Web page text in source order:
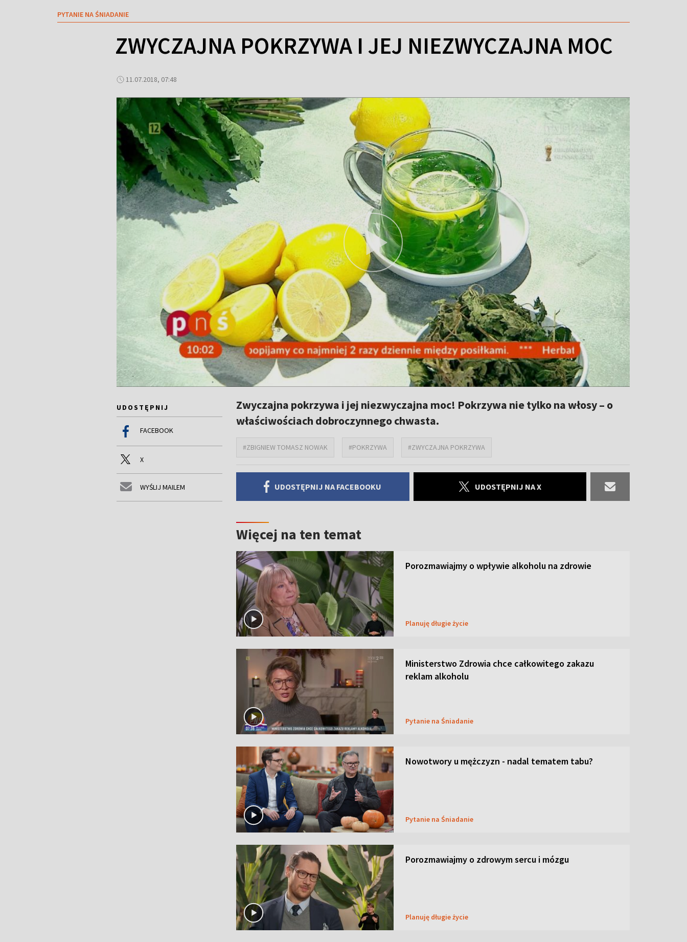
PYTANIE NA ŚNIADANIE
ZWYCZAJNA POKRZYWA I JEJ NIEZWYCZAJNA MOC
11.07.2018, 07:48
UDOSTĘPNIJ
FACEBOOK
X
WYŚLIJ MAILEM
Zwyczajna pokrzywa i jej niezwyczajna moc! Pokrzywa nie tylko na włosy – o
właściwościach dobroczynnego chwasta.
#ZBIGNIEW TOMASZ NOWAK #POKRZYWA #ZWYCZAJNA POKRZYWA
UDOSTĘPNIJ NA FACEBOOKU UDOSTĘPNIJ NA X
Więcej na ten temat
Porozmawiajmy o wpływie alkoholu na zdrowie
Planuję długie życie
Ministerstwo Zdrowia chce całkowitego zakazu
reklam alkoholu
Pytanie na Śniadanie
Nowotwory u mężczyzn - nadal tematem tabu?
Pytanie na Śniadanie
Porozmawiajmy o zdrowym sercu i mózgu
Planuję długie życie